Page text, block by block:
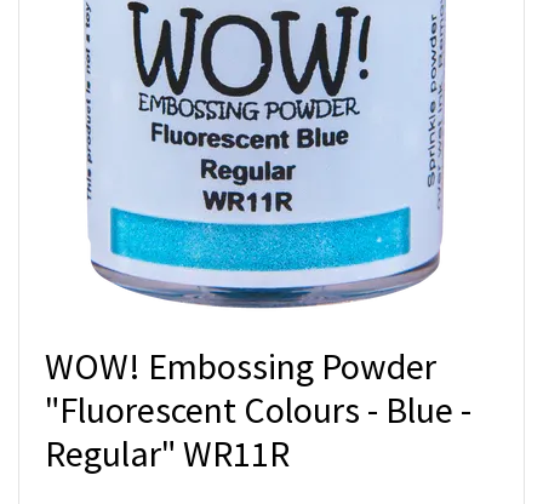
WOW! Embossing Powder
"Fluorescent Colours - Blue -
Regular" WR11R